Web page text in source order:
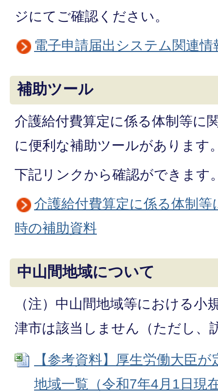
ジにてご確認ください。
電子申請届出システム関連情
補助ツール
介護給付費算定に係る体制等に
に便利な補助ツールがあります
下記リンクから確認ができます
介護給付費算定に係る体制
時の補助資料
中山間地域について
（注）中山間地域等における小
津市は該当しません（ただし、
【参考資料】厚生労働大臣
地域一覧（令和7年4月1日現